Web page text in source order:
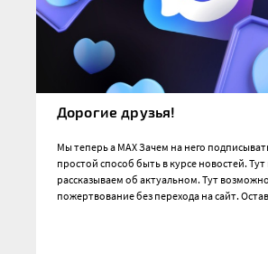
Дорогие друзья!
Мы теперь а MAX Зачем на него
простой способ быть в курсе новостей.
рассказываем об актуальном. Тут
пожертвование без перехода на сайт.